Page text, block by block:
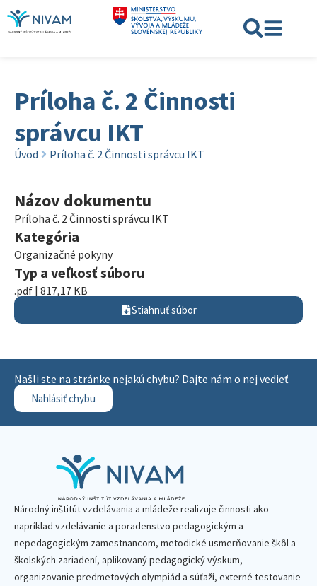
Príloha č. 2 Činnosti
správcu IKT
Úvod Príloha č. 2 Činnosti správcu IKT
Názov dokumentu
Príloha č. 2 Činnosti správcu IKT
Kategória
Organizačné pokyny
Typ a veľkosť súboru
.pdf | 817,17 KB
Stiahnuť súbor
Našli ste na stránke nejakú chybu? Dajte nám o nej vedieť.
Nahlásiť chybu
Národný inštitút vzdelávania a mládeže realizuje činnosti ako
napríklad vzdelávanie a poradenstvo pedagogickým a
nepedagogickým zamestnancom, metodické usmerňovanie škôl a
školských zariadení, aplikovaný pedagogický výskum,
organizovanie predmetových olympiád a súťaží, externé testovanie